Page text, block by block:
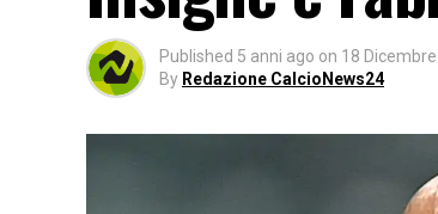
Published 5 anni ago on 18 Dicembre
By Redazione CalcioNews24